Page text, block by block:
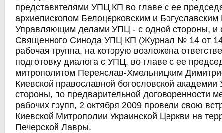
представителями УПЦ КП во главе с ее
архиепископом Белоцерковским и
Управляющим делами УПЦ - с одной стороны, и
Священного Синода УПЦ КП (Журнал № 14 от 14
рабочая группа, на которую возложена
подготовку диалога с УПЦ, во главе с ее
митрополитом Переяслав-Хмельницким
Киевской православной богословской
стороны, по предварительной договоренности
рабочих групп, 2 октября 2009 провели свою
Киевской Митрополии Украинской Церкви на
Печерской Лавры.